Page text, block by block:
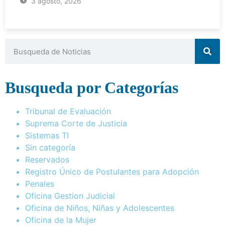
Busqueda por Categorías
Tribunal de Evaluación
Suprema Corte de Justicia
Sistemas TI
Sin categoría
Reservados
Registro Único de Postulantes para Adopción
Penales
Oficina Gestion Judicial
Oficina de Niños, Niñas y Adolescentes
Oficina de la Mujer